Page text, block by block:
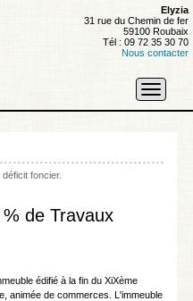
Elyzia
31 rue du Chemin de fer
59100 Roubaix
Tél : 09 72 35 30 70
Nous contacter
Toggle
foncier.
de Travaux
édifié à la fin du XiXème
animée de commerces. L'immeuble